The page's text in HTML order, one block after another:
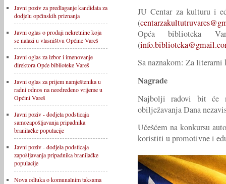
Javni poziv za predlaganje kandidata za
dodjelu općinskih priznanja
Javni oglas o prodaji nekretnine koja
se nalazi u vlasništvu Općine Vareš
Javni oglas za izbor i imenovanje
direktora Opće biblioteke Vareš
Javni oglas za prijem namještenika u
radni odnos na neodređeno vrijeme u
Općini Vareš
Javni poziv - dodjela podsticaja
samozapošljavanja pripadnika
branilačke populacije
Javni poziv - dodjela podsticaja
zapošljavanja pripadnika branilačke
populacije
Nova odluka o komunalnim taksama
JU Centar za kulturu i
(
Opća biblioteka
(
Sa naznakom: Za
Nagrade
Najbolji radovi bit će
obilježavanja Dana
Učešćem na konkursu
koristiti u promotivne i